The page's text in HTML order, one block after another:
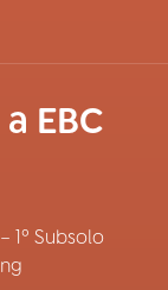
EBC
1º Subsolo